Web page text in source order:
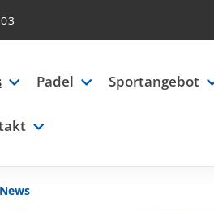
Padel Sportangebot